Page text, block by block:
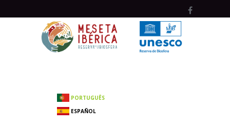
PORTUGUÊS
ESPAÑOL